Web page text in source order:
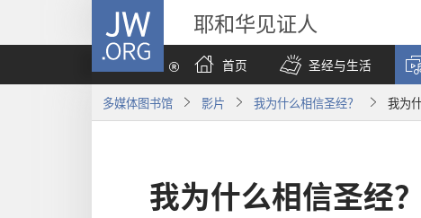
JW.ORG 耶和华见证人
首页
圣经与生活
多媒体图书馆 影片 我为什么相信圣经？ 我为
我为什么相信圣